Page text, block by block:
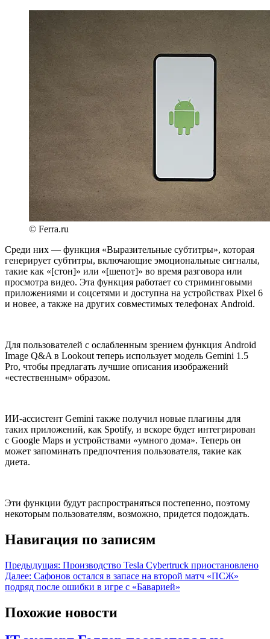
© Ferra.ru
Среди них — функция «Выразительные субтитры», которая
генерирует субтитры, включающие эмоциональные сигналы,
такие как «[стон]» или «[шепот]» во время разговора или
просмотра видео. Эта функция работает со стриминговыми
приложениями и соцсетями и доступна на устройствах Pixel 6
и новее, а также на других совместимых телефонах Android.
Для пользователей с ослабленным зрением функция Android
Image Q&A в Lookout теперь использует модель Gemini 1.5
Pro, чтобы предлагать лучшие описания изображений
«естественным» образом.
ИИ-ассистент Gemini также получил новые плагины для
таких приложений, как Spotify, и вскоре будет интегрирован
с Google Maps и устройствами «умного дома». Теперь он
может запоминать предпочтения пользователя, такие как
диета.
Эти функции будут распространяться постепенно, поэтому
некоторым пользователям, возможно, придется подождать.
Навигация по записям
Предыдущая: Производство Tesla Cybertruck приостановлено
Далее: Сафонов остался в запасе на второй матч «ПСЖ»
подряд после ошибки в игре с «Баварией»
Похожие новости